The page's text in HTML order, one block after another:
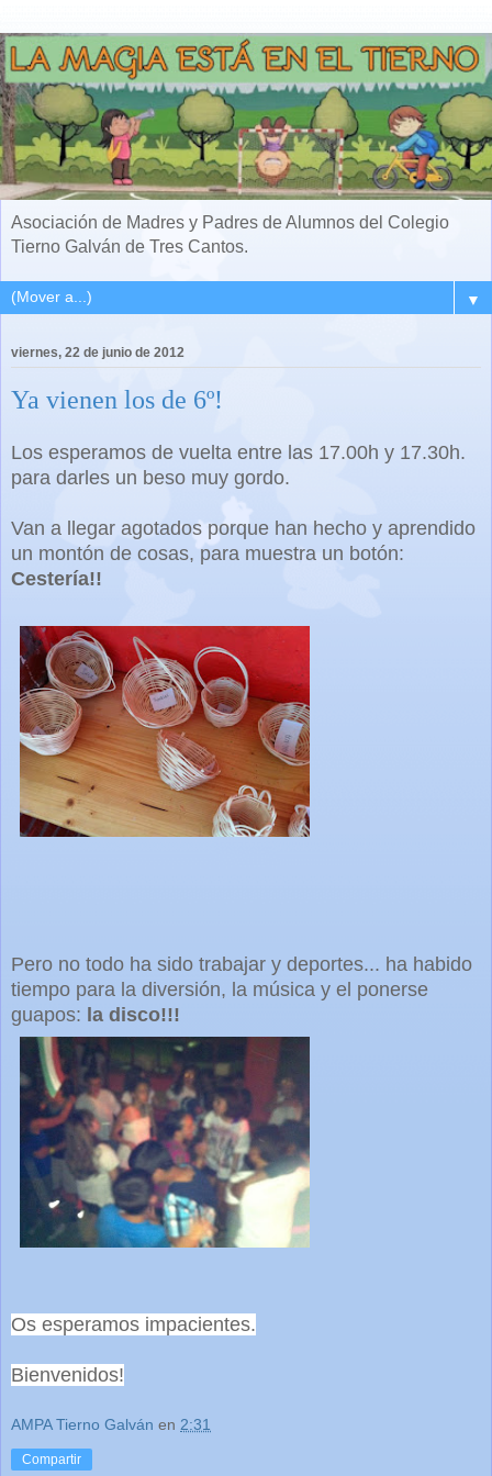
Asociación de Madres y Padres de Alumnos del Colegio
Tierno Galván de Tres Cantos.
▼
viernes, 22 de junio de 2012
Ya vienen los de 6º!
Los esperamos de vuelta entre las 17.00h y 17.30h.
para darles un beso muy gordo.
Van a llegar agotados porque han hecho y aprendido
un montón de cosas, para muestra un botón:
Cestería!!
Pero no todo ha sido trabajar y deportes... ha habido
tiempo para la diversión, la música y el ponerse
guapos: la disco!!!
Os esperamos impacientes.
Bienvenidos!
AMPA Tierno Galván en 2:31
Compartir